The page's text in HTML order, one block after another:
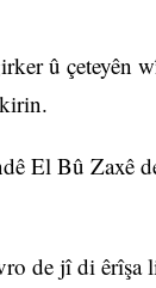
û çeteyên
El Bû Zaxê
de jî di êrîşa